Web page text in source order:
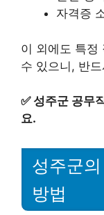
자격증
이 외에도 특정
수 있으니, 반
✅성주군 공무
요.
성주군
방법